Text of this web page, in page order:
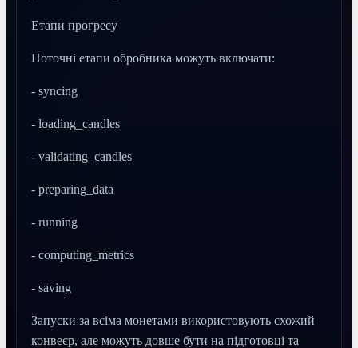
Етапи прогресу
Поточні етапи обробника можуть включати:
- syncing
- loading_candles
- validating_candles
- preparing_data
- running
- computing_metrics
- saving
Запуски за всіма монетами використовують схожий
конвеєр, але можуть довше бути на підготовці та